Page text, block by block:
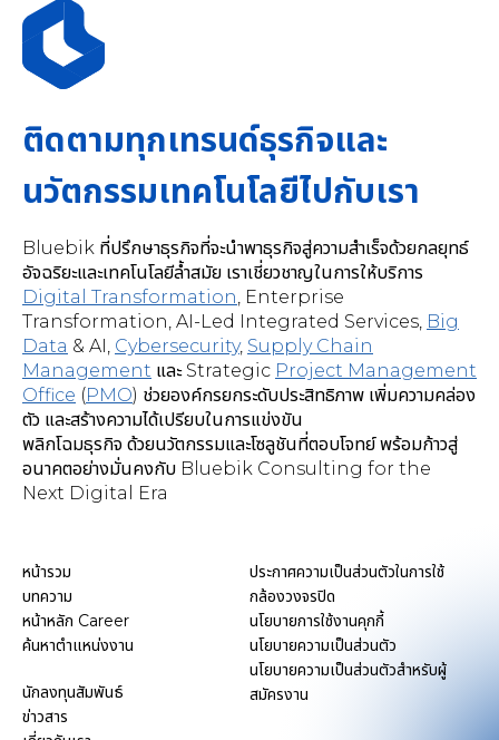
ติดตามทุกเทรนด์ธุรกิจและ
นวัตกรรมเทคโนโลยีไปกับเรา
Bluebik ที่ปรึกษาธุรกิจที่จะนำพาธุรกิจสู่ความสำเร็จด้วยกลยุทธ์
อัจฉริยะและเทคโนโลยีล้ำสมัย เราเชี่ยวชาญในการให้บริการ
Digital Transformation, Enterprise
Transformation, AI-Led Integrated Services, Big
Data & AI, Cybersecurity, Supply Chain
Management และ Strategic Project Management
Office (PMO) ช่วยองค์กรยกระดับประสิทธิภาพ เพิ่มความคล่อง
ตัว และสร้างความได้เปรียบในการแข่งขัน
พลิกโฉมธุรกิจ ด้วยนวัตกรรมและโซลูชันที่ตอบโจทย์ พร้อมก้าวสู่
อนาคตอย่างมั่นคงกับ Bluebik Consulting for the
Next Digital Era
หน้ารวม
บทความ
หน้าหลัก Career
ค้นหาตำแหน่งงาน
นักลงทุนสัมพันธ์
ข่าวสาร
ประกาศความเป็นส่วนตัวในการใช้
กล้องวงจรปิด
นโยบายการใช้งานคุกกี้
นโยบายความเป็นส่วนตัว
นโยบายความเป็นส่วนตัวสำหรับผู้
สมัครงาน